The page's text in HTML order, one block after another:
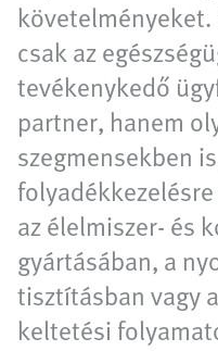
követelményeket.
csak az
tevékenykedő
partner, hanem
szegmensekben
az élelmiszer- és
gyártásában, a
tisztításban vagy
keltetési